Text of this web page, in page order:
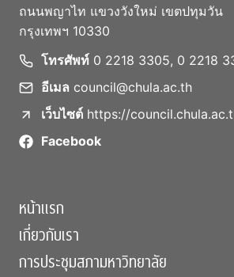
ถนนพญาไท แขวงวังใหม่ เขตปทุมวัน
กรุงเทพฯ 10330
โทรศัพท์ 0 2218 3305, 0 2218
อีเมล council@chula.ac.th
เว็บไซต์ https://
Facebook
หน้าแรก
เกี่ยวกับเรา
การประชุมสภามหาวิทยาลัย